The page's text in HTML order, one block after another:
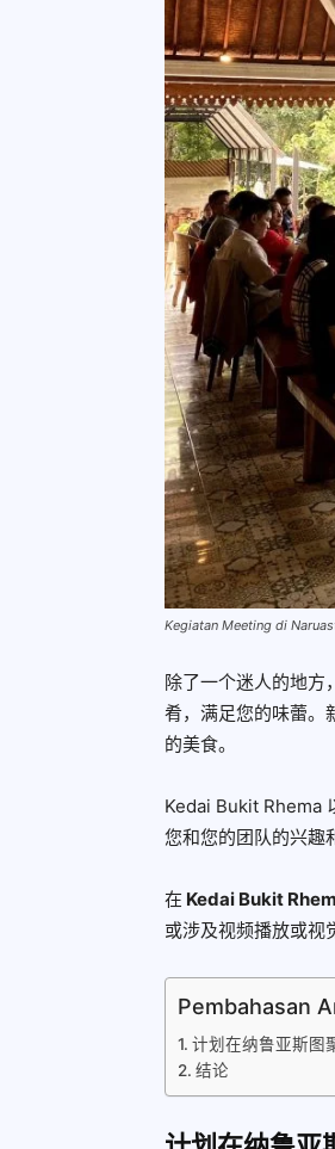
Kegiatan Meeting di
除了一个迷人的地方
肴，满足您的味蕾。
的美食。
Kedai Bukit Rhema
您和您的团队的兴趣
在 Kedai Bukit
或涉及视频播放或视
Pembahasan
计划在纳鲁亚斯图
结论